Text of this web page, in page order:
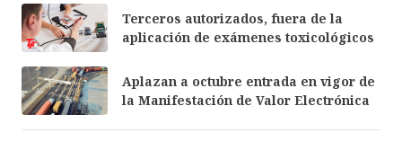
Terceros autorizados, fuera de la
aplicación de exámenes toxicológicos
Aplazan a octubre entrada en vigor de
la Manifestación de Valor Electrónica